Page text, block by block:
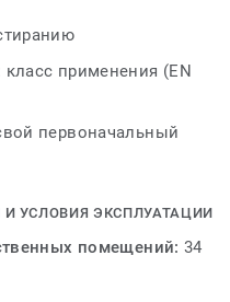
на
которые могут
детских игрушек,
оборудования.
международные
его
применения (EN
первоначальный
И УСЛОВИЯ ЭКСПЛУАТАЦИИ
помещений:34